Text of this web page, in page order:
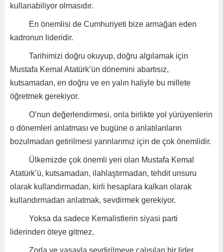
kullanabiliyor olmasıdır.
En önemlisi de Cumhuriyeti bize armağan eden
kadronun lideridir.
Tarihimizi doğru okuyup, doğru algılamak için
Mustafa Kemal Atatürk’ün dönemini abartısız,
kutsamadan, en doğru ve en yalın haliyle bu millete
öğretmek gerekiyor.
O’nun değerlendirmesi, onla birlikte yol yürüyenlerin
o dönemleri anlatması ve bugüne o anlatılanların
bozulmadan getirilmesi yarınlarımız için de çok önemlidir.
Ülkemizde çok önemli yeri olan Mustafa Kemal
Atatürk’ü, kutsamadan, ilahlaştırmadan, tehdit unsuru
olarak kullandırmadan, kirli hesaplara kalkan olarak
kullandırmadan anlatmak, sevdirmek gerekiyor.
Yoksa da sadece Kemalistlerin siyasi parti
liderinden öteye gitmez.
Zorla ve yasayla sevdirilmeye çalışılan bir lider,